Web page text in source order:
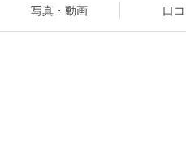
写真・動画 口コ